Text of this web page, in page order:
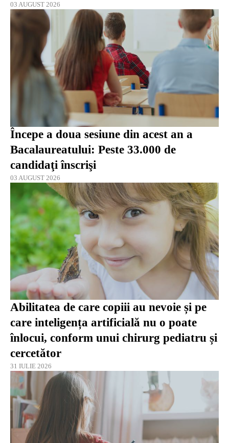
03 AUGUST 2026
Începe a doua sesiune din acest an a
Bacalaureatului: Peste 33.000 de
candidaţi înscrişi
03 AUGUST 2026
Abilitatea de care copiii au nevoie și pe
care inteligența artificială nu o poate
înlocui, conform unui chirurg pediatru și
cercetător
31 IULIE 2026